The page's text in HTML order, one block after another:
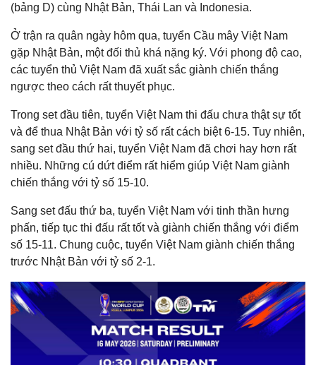
(bảng D) cùng Nhật Bản, Thái Lan và Indonesia.
Ở trận ra quân ngày hôm qua, tuyển Cầu mây Việt Nam
gặp Nhật Bản, một đối thủ khá nặng ký. Với phong độ cao,
các tuyển thủ Việt Nam đã xuất sắc giành chiến thắng
ngược theo cách rất thuyết phục.
Trong set đầu tiên, tuyển Việt Nam thi đấu chưa thật sự tốt
và để thua Nhật Bản với tỷ số rất cách biệt 6-15. Tuy nhiên,
sang set đầu thứ hai, tuyển Việt Nam đã chơi hay hơn rất
nhiều. Những cú dứt điểm rất hiểm giúp Việt Nam giành
chiến thắng với tỷ số 15-10.
Sang set đấu thứ ba, tuyển Việt Nam với tinh thần hưng
phấn, tiếp tục thi đấu rất tốt và giành chiến thắng với điểm
số 15-11. Chung cuộc, tuyển Việt Nam giành chiến thắng
trước Nhật Bản với tỷ số 2-1.